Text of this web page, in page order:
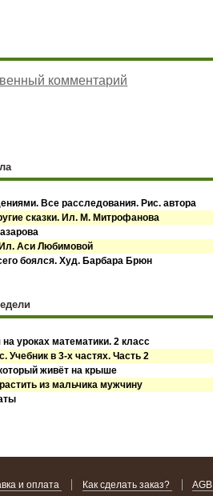
комментарий
Все расследования. Рис. автора
сказки. Ил. М. Митрофанова
Аси Любимовой
боялся. Худ. Барбара Брюн
уроках математики. 2 класс
Учебник в 3-х частях. Часть 2
живёт на крыше
из мальчика мужчину
и оплата Как сделать заказ? AGB